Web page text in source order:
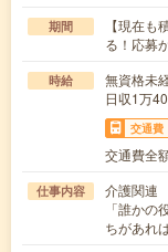
期間
【現在
る！応募
時給
無資格未
日収1万
交通費
交通費全
仕事内容
介護関連
「誰か
ちがあれ